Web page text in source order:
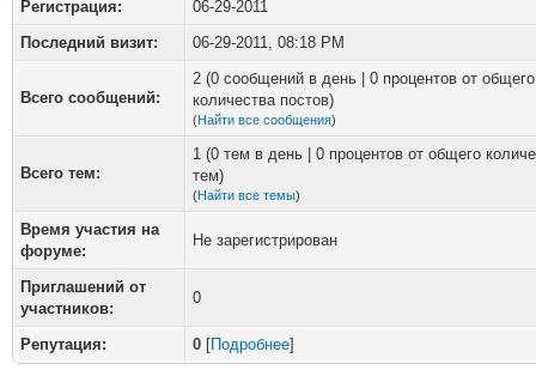
Регистрация:
06-29-2011
Последний визит:
06-29-2011, 08:18 PM
Всего сообщений:
2 (0 сообщений в день | 0 процентов от общего
количества постов)
(Найти все сообщения)
Всего тем:
1 (0 тем в день | 0 процентов от общего
тем)
(Найти все темы)
Время участия на
форуме:
Не зарегистрирован
Приглашений от
участников:
0
Репутация: 0 [Подробнее]